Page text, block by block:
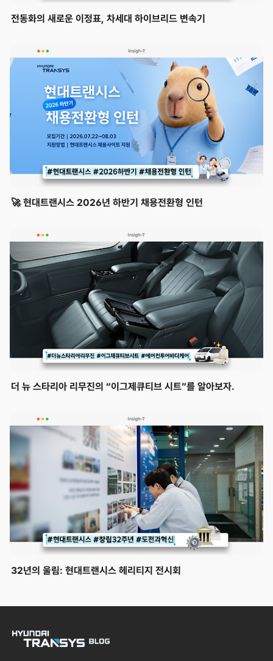
전동화의 새로운 이정표, 차세대 하이브리드 변속기
🚀 현대트랜시스 2026년 하반기 채용전환형 인턴
더 뉴 스타리아 리무진의 “이그제큐티브 시트”를 알아보자.
32년의 울림: 현대트랜시스 헤리티지 전시회